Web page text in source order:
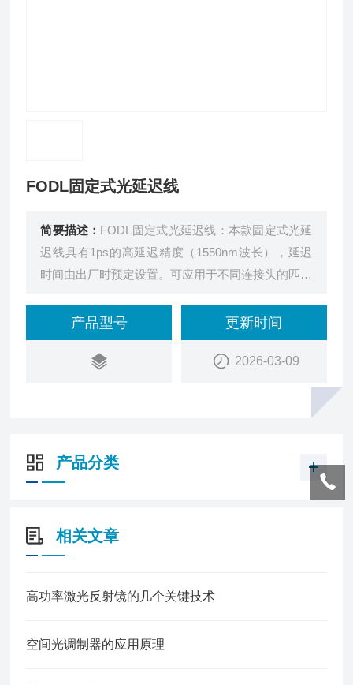
FODL固定式光延迟线
简要描述： FODL固定式光延迟线：本款固定式光延
迟线具有1ps的高延迟精度（1550nm波长），延迟
时间由出厂时预定设置。可应用于不同连接头的匹配
接收距离等不同场合。
产品型号 更新时间
2026-03-09
产品分类
相关文章
高功率激光反射镜的几个关键技术
空间光调制器的应用原理